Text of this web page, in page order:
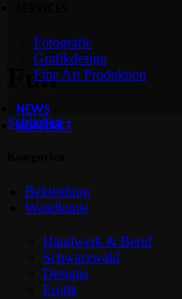
Fotografie
Grafikdesign
Fine Art Produktion
NEWS
KONTAKT
Fun
Schließen
Bekleidung
Wandkunst
Handwerk & Beruf
Schwarzwald
Designs
Erotik